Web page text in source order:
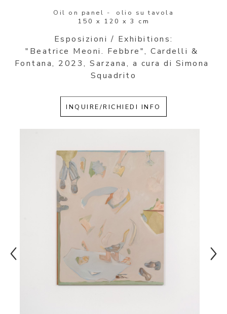
Oil on panel -  olio su tavola
150 x 120 x 3 cm
Esposizioni / Exhibitions:
"Beatrice Meoni. Febbre", Cardelli &
Fontana, 2023, Sarzana, a cura di Simona
Squadrito
INQUIRE/RICHIEDI INFO